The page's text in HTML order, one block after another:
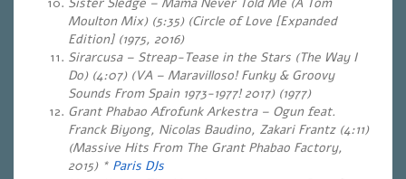
Moulton Mix) (5:35) (Circle of Love [Expanded
Edition] (1975, 2016)
Sirarcusa – Streap-Tease in the Stars (The Way I
Do) (4:07) (VA – Maravilloso! Funky & Groovy
Sounds From Spain 1973-1977! 2017) (1977)
Grant Phabao Afrofunk Arkestra – Ogun feat.
Franck Biyong, Nicolas Baudino, Zakari Frantz (4:11)
(Massive Hits From The Grant Phabao Factory,
2015) * Paris DJs